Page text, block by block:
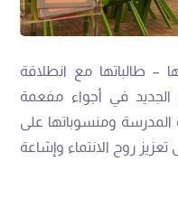
– طالباتها مع انطلاقة
الجديد في أجواء مفعمة
المدرسة ومنسوباتها على
روح الانتماء وإشاعة